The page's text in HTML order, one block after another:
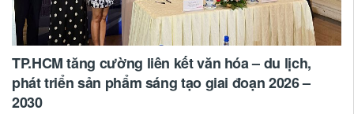
TP.HCM tăng cường liên kết văn hóa – du lịch,
phát triển sản phẩm sáng tạo giai đoạn 2026 –
2030